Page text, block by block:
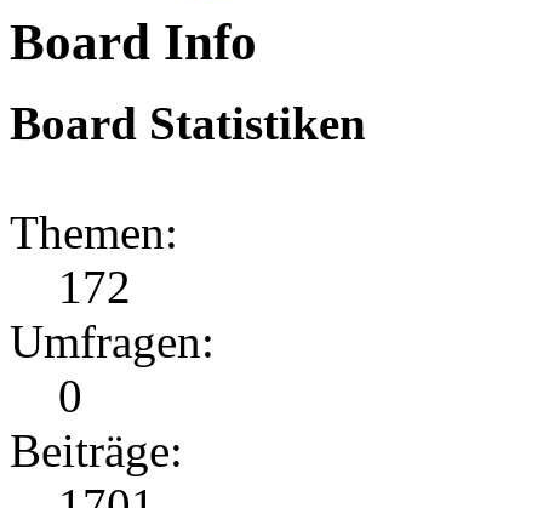
Board Info
Board Statistiken
Themen:
172
Umfragen:
0
Beiträge: